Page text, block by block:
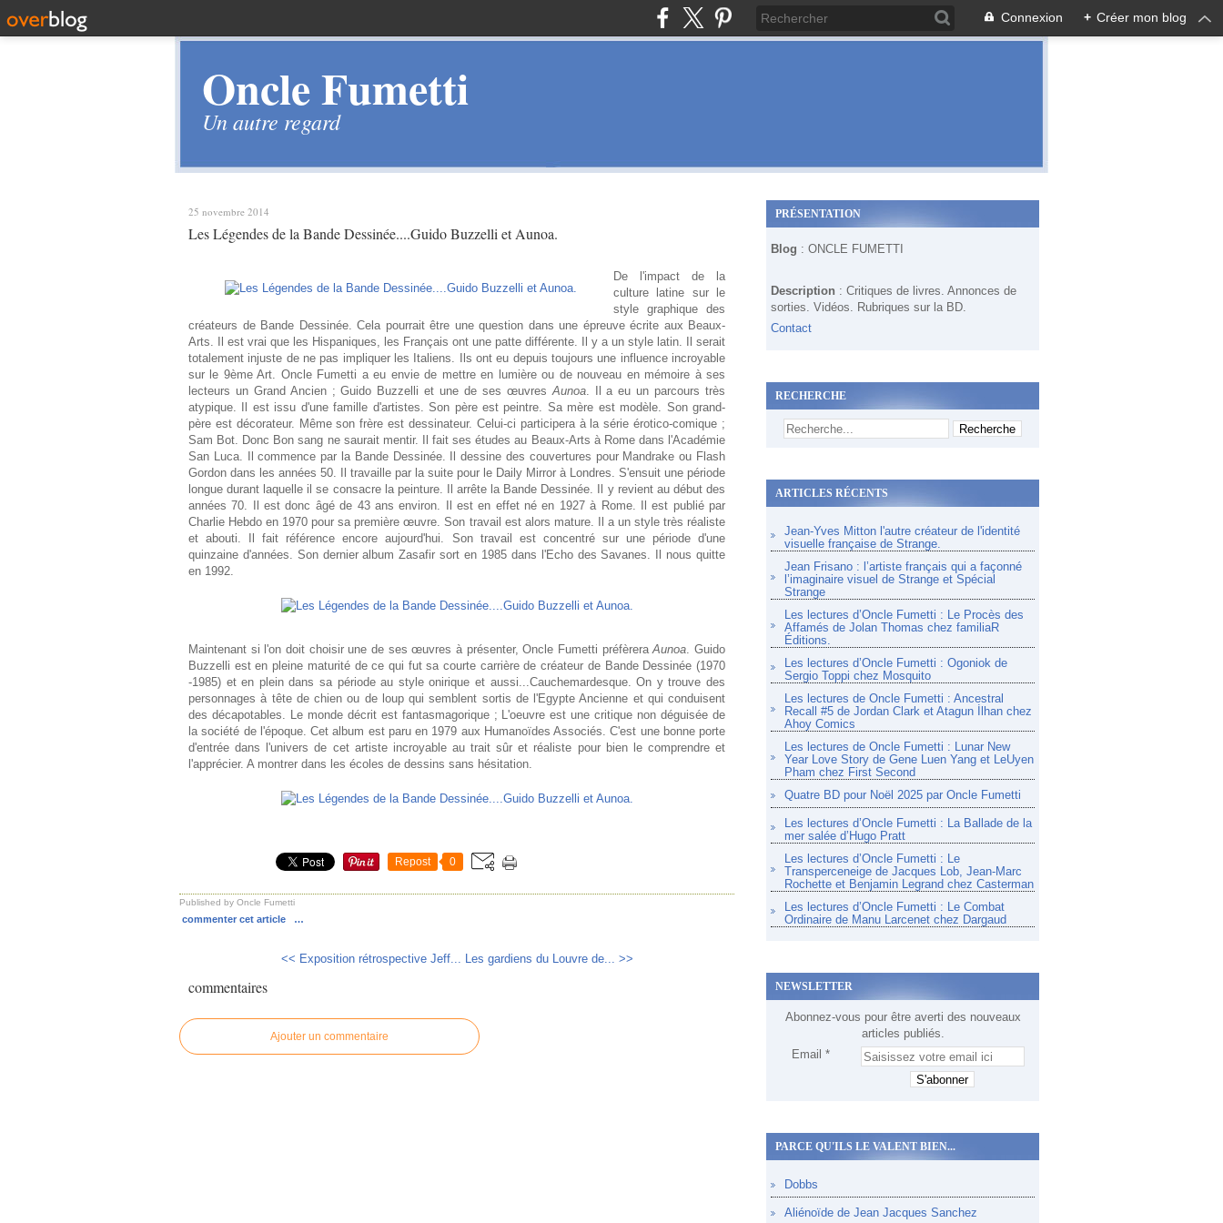
Connexion + Créer mon blog
Oncle Fumetti
Un autre regard
25 novembre 2014
Les Légendes de la Bande Dessinée....Guido Buzzelli et Aunoa.
De l'impact de la
culture latine sur le
style graphique des
créateurs de Bande Dessinée. Cela pourrait être une question dans une épreuve écrite aux Beaux-
Arts. Il est vrai que les Hispaniques, les Français ont une patte différente. Il y a un style latin. Il serait
totalement injuste de ne pas impliquer les Italiens. Ils ont eu depuis toujours une influence incroyable
sur le 9ème Art. Oncle Fumetti a eu envie de mettre en lumière ou de nouveau en mémoire à ses
lecteurs un Grand Ancien ; Guido Buzzelli et une de ses œuvresAunoa. Il a eu un parcours très
atypique. Il est issu d'une famille d'artistes. Son père est peintre. Sa mère est modèle. Son grand-
père est décorateur. Même son frère est dessinateur. Celui-ci participera à la série érotico-comique ;
Sam Bot. Donc Bon sang ne saurait mentir. Il fait ses études au Beaux-Arts à Rome dans l'Académie
San Luca. Il commence par la Bande Dessinée. Il dessine des couvertures pour Mandrake ou Flash
Gordon dans les années 50. Il travaille par la suite pour le Daily Mirror à Londres. S'ensuit une période
longue durant laquelle il se consacre la peinture. Il arrête la Bande Dessinée. Il y revient au début des
années 70. Il est donc âgé de 43 ans environ. Il est en effet né en 1927 à Rome. Il est publié par
Charlie Hebdo en 1970 pour sa première œuvre. Son travail est alors mature. Il a un style très réaliste
et abouti. Il fait référence encore aujourd'hui. Son travail est concentré sur une période d'une
quinzaine d'années. Son dernier album Zasafir sort en 1985 dans l'Echo des Savanes. Il nous quitte
en 1992.
Maintenant si l'on doit choisir une de ses œuvres à présenter, Oncle Fumetti préfèreraAunoa. Guido
Buzzelli est en pleine maturité de ce qui fut sa courte carrière de créateur de Bande Dessinée (1970
-1985) et en plein dans sa période au style onirique et aussi...Cauchemardesque. On y trouve des
personnages à tête de chien ou de loup qui semblent sortis de l'Egypte Ancienne et qui conduisent
des décapotables. Le monde décrit est fantasmagorique ; L'oeuvre est une critique non déguisée de
la société de l'époque. Cet album est paru en 1979 aux Humanoïdes Associés. C'est une bonne porte
d'entrée dans l'univers de cet artiste incroyable au trait sûr et réaliste pour bien le comprendre et
l'apprécier. A montrer dans les écoles de dessins sans hésitation.
Repost 0
Published by Oncle Fumetti
commenter cet article …
<< Exposition rétrospective Jeff... Les gardiens du Louvre de... >>
commentaires
Ajouter un commentaire
PRÉSENTATION
Blog : ONCLE FUMETTI
Description : Critiques de livres. Annonces de
sorties. Vidéos. Rubriques sur la BD.
Contact
RECHERCHE
ARTICLES RÉCENTS
Jean-Yves Mitton l'autre créateur de l'identité
visuelle française de Strange.
Jean Frisano : l’artiste français qui a façonné
l’imaginaire visuel de Strange et Spécial
Strange
Les lectures d’Oncle Fumetti : Le Procès des
Affamés de Jolan Thomas chez familiaR
Éditions.
Les lectures d’Oncle Fumetti : Ogoniok de
Sergio Toppi chez Mosquito
Les lectures de Oncle Fumetti : Ancestral
Recall #5 de Jordan Clark et Atagun İlhan chez
Ahoy Comics
Les lectures de Oncle Fumetti : Lunar New
Year Love Story de Gene Luen Yang et LeUyen
Pham chez First Second
Quatre BD pour Noël 2025 par Oncle Fumetti
Les lectures d’Oncle Fumetti : La Ballade de la
mer salée d’Hugo Pratt
Les lectures d’Oncle Fumetti : Le
Transperceneige de Jacques Lob, Jean-Marc
Rochette et Benjamin Legrand chez Casterman
Les lectures d’Oncle Fumetti : Le Combat
Ordinaire de Manu Larcenet chez Dargaud
NEWSLETTER
Abonnez-vous pour être averti des nouveaux
articles publiés.
Email
PARCE QU'ILS LE VALENT BIEN...
Dobbs
Aliénoïde de Jean Jacques Sanchez